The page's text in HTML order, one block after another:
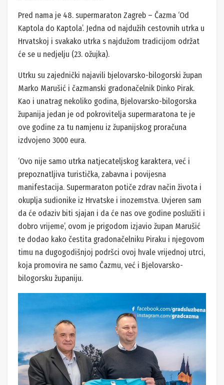
Pred nama je 48. supermaraton Zagreb – Čazma ‘Od
Kaptola do Kaptola’. Jedna od najdužih cestovnih utrka u
Hrvatskoj i svakako utrka s najdužom tradicijom održat
će se u nedjelju (23. ožujka).
Utrku su zajednički najavili bjelovarsko-bilogorski župan
Marko Marušić i čazmanski gradonačelnik Dinko Pirak.
Kao i unatrag nekoliko godina, Bjelovarsko-bilogorska
županija jedan je od pokrovitelja supermaratona te je
ove godine za tu namjenu iz županijskog proračuna
izdvojeno 3000 eura.
‘Ovo nije samo utrka natjecateljskog karaktera, već i
prepoznatljiva turistička, zabavna i povijesna
manifestacija. Supermaraton potiče zdrav način života i
okuplja sudionike iz Hrvatske i inozemstva. Uvjeren sam
da će odaziv biti sjajan i da će nas ove godine poslužiti i
dobro vrijeme’, ovom je prigodom izjavio župan Marušić
te dodao kako čestita gradonačelniku Piraku i njegovom
timu na dugogodišnjoj podršci ovoj hvale vrijednoj utrci,
koja promovira ne samo Čazmu, već i Bjelovarsko-
bilogorsku županiju.